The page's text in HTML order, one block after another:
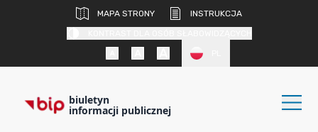
MAPA STRONY
INSTRUKCJA
biuletyn
informacji publicznej